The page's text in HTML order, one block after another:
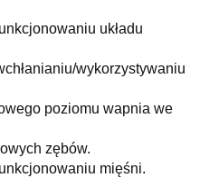
układu
wykorzystywaniu
poziomu wapnia we
zębów.
mięśni.